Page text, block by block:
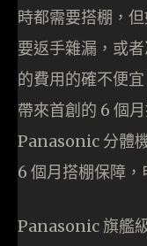
時都需要搭棚，
要返手雜漏，或
的費用的確不便
帶來首創的 6 個
Panasonic 分體
6 個月搭棚保障
Panasonic 旗艦